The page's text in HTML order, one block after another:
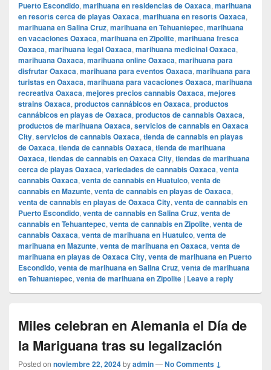
Puerto Escondido, marihuana en residencias de Oaxaca, marihuana
en resorts cerca de playas Oaxaca, marihuana en resorts Oaxaca,
marihuana en Salina Cruz, marihuana en Tehuantepec, marihuana
en vacaciones Oaxaca, marihuana en Zipolite, marihuana fresca
Oaxaca, marihuana legal Oaxaca, marihuana medicinal Oaxaca,
marihuana Oaxaca, marihuana online Oaxaca, marihuana para
disfrutar Oaxaca, marihuana para eventos Oaxaca, marihuana para
turistas en Oaxaca, marihuana para vacaciones Oaxaca, marihuana
recreativa Oaxaca, mejores precios cannabis Oaxaca, mejores
strains Oaxaca, productos cannábicos en Oaxaca, productos
cannábicos en playas de Oaxaca, productos de cannabis Oaxaca,
productos de marihuana Oaxaca, servicios de cannabis en Oaxaca
City, servicios de cannabis Oaxaca, tienda de cannabis en playas
de Oaxaca, tienda de cannabis Oaxaca, tienda de marihuana
Oaxaca, tiendas de cannabis en Oaxaca City, tiendas de marihuana
cerca de playas Oaxaca, variedades de cannabis Oaxaca, venta
cannabis Oaxaca, venta de cannabis en Huatulco, venta de
cannabis en Mazunte, venta de cannabis en playas de Oaxaca,
venta de cannabis en playas de Oaxaca City, venta de cannabis en
Puerto Escondido, venta de cannabis en Salina Cruz, venta de
cannabis en Tehuantepec, venta de cannabis en Zipolite, venta de
cannabis Oaxaca, venta de marihuana en Huatulco, venta de
marihuana en Mazunte, venta de marihuana en Oaxaca, venta de
marihuana en playas de Oaxaca City, venta de marihuana en Puerto
Escondido, venta de marihuana en Salina Cruz, venta de marihuana
en Tehuantepec, venta de marihuana en Zipolite | Leave a reply
Miles celebran en Alemania el Día de
la Mariguana tras su legalización
Posted on noviembre 22, 2024byadmin—No Comments ↓